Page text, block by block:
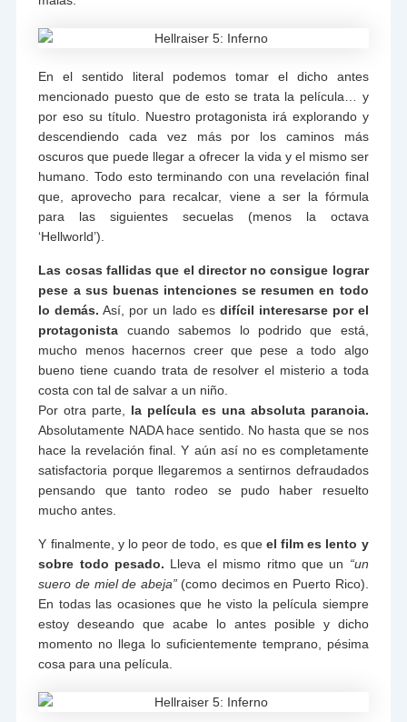
En el sentido literal podemos tomar el dicho antes
mencionado puesto que de esto se trata la película… y
por eso su título. Nuestro protagonista irá explorando y
descendiendo cada vez más por los caminos más
oscuros que puede llegar a ofrecer la vida y el mismo ser
humano. Todo esto terminando con una revelación final
que, aprovecho para recalcar, viene a ser la fórmula
para las siguientes secuelas (menos la octava
‘Hellworld’).
Las cosas fallidas que el director no consigue lograr
pese a sus buenas intenciones se resumen en todo
lo demás. Así, por un lado es difícil interesarse por el
protagonista cuando sabemos lo podrido que está,
mucho menos hacernos creer que pese a todo algo
bueno tiene cuando trata de resolver el misterio a toda
costa con tal de salvar a un niño.
Por otra parte, la película es una absoluta paranoia.
Absolutamente NADA hace sentido. No hasta que se nos
hace la revelación final. Y aún así no es completamente
satisfactoria porque llegaremos a sentirnos defraudados
pensando que tanto rodeo se pudo haber resuelto
mucho antes.
Y finalmente, y lo peor de todo, es que el film es lento y
sobre todo pesado. Lleva el mismo ritmo que un “un
suero de miel de abeja”(como decimos en Puerto Rico).
En todas las ocasiones que he visto la película siempre
estoy deseando que acabe lo antes posible y dicho
momento no llega lo suficientemente temprano, pésima
cosa para una película.